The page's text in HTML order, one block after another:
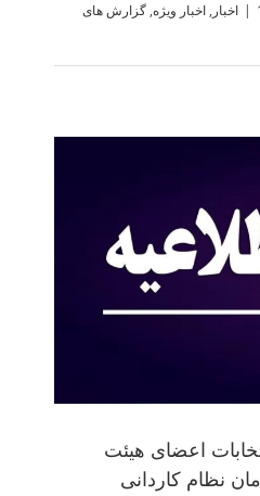
| اخبار, اخبار ویژه, گزارش های
شماره ۲ انتخابات اعضای هیئت
نظام کاردانی